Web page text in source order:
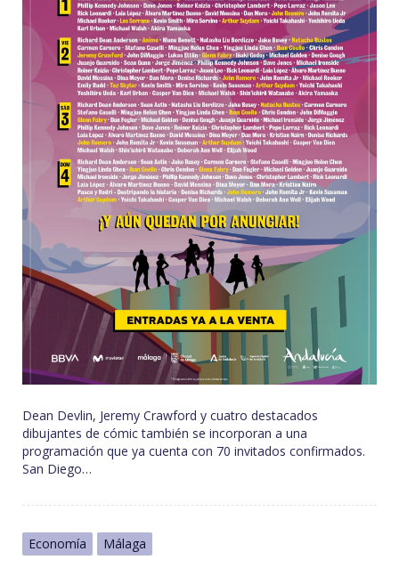
Dean Devlin, Jeremy Crawford y cuatro destacados
dibujantes de cómic también se incorporan a una
programación que ya cuenta con 70 invitados confirmados.
San Diego…
Economía Málaga